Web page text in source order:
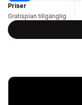
Priser
Gratisplan tillgänglig